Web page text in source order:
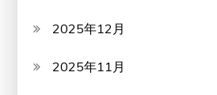
2025年12月
2025年11月